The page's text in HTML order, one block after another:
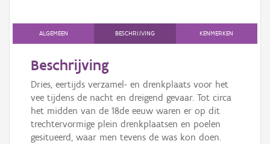
AanmeldenALGEMEEN BESCHRIJVING KENMERKEN
Beschrijving
Dries, eertijds verzamel- en drenkplaats voor het
vee tijdens de nacht en dreigend gevaar. Tot circa
het midden van de 18de eeuw waren er op dit
trechtervormige plein drenkplaatsen en poelen
gesitueerd, waar men tevens de was kon doen.